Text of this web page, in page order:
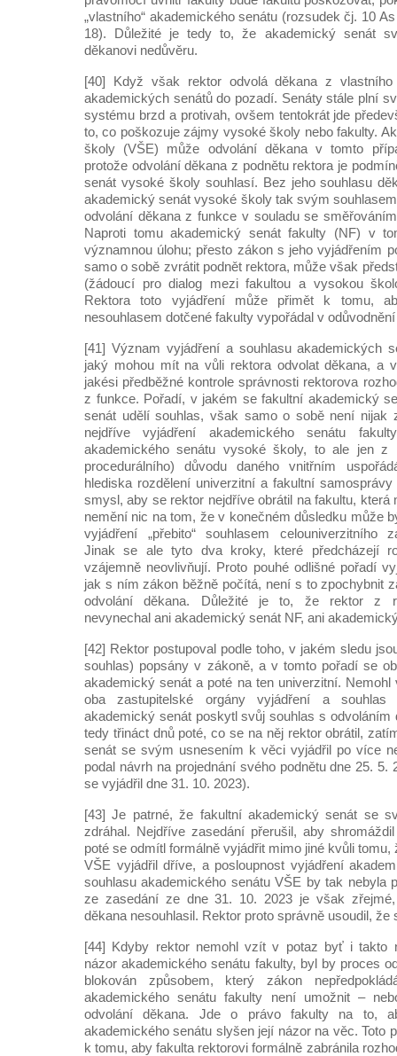
„vlastního“ akademického senátu (rozsudek čj. 10
18). Důležité je tedy to, že akademický senát
děkanovi nedůvěru.
[40] Když však rektor odvolá děkana z vlastního
akademických senátů do pozadí. Senáty stále plní
systému brzd a protivah, ovšem tentokrát jde
to, co poškozuje zájmy vysoké školy nebo fakulty.
školy (VŠE) může odvolání děkana v tomto
protože odvolání děkana z podnětu rektora je
senát vysoké školy souhlasí. Bez jeho souhlasu
akademický senát vysoké školy tak svým
odvolání děkana z funkce v souladu se
Naproti tomu akademický senát fakulty (NF) v
významnou úlohu; přesto zákon s jeho vyjádřením
samo o sobě zvrátit podnět rektora, může však
(žádoucí pro dialog mezi fakultou a vysokou
Rektora toto vyjádření může přimět k tomu,
nesouhlasem dotčené fakulty vypořádal v
[41] Význam vyjádření a souhlasu akademických
jaký mohou mít na vůli rektora odvolat děkana, a
jakési předběžné kontrole správnosti rektorova
z funkce. Pořadí, v jakém se fakultní akademický
senát udělí souhlas, však samo o sobě není nijak
nejdříve vyjádření akademického senátu
akademického senátu vysoké školy, to ale jen z
procedurálního) důvodu daného vnitřním
hlediska rozdělení univerzitní a fakultní
smysl, aby se rektor nejdříve obrátil na fakultu, která
nemění nic na tom, že v konečném důsledku může
vyjádření „přebito“ souhlasem celouniverzitního
Jinak se ale tyto dva kroky, které předcházejí
vzájemně neovlivňují. Proto pouhé odlišné pořadí
jak s ním zákon běžně počítá, není s to zpochybnit
odvolání děkana. Důležité je to, že rektor z
nevynechal ani akademický senát NF, ani
[42] Rektor postupoval podle toho, v jakém sledu
souhlas) popsány v zákoně, a v tomto pořadí se
akademický senát a poté na ten univerzitní.
oba zastupitelské orgány vyjádření a souhlas
akademický senát poskytl svůj souhlas s odvoláním
tedy třináct dnů poté, co se na něj rektor obrátil,
senát se svým usnesením k věci vyjádřil po více
podal návrh na projednání svého podnětu dne 25. 5.
se vyjádřil dne 31. 10. 2023).
[43] Je patrné, že fakultní akademický senát se
zdráhal. Nejdříve zasedání přerušil, aby
poté se odmítl formálně vyjádřit mimo jiné kvůli
VŠE vyjádřil dříve, a posloupnost vyjádření
souhlasu akademického senátu VŠE by tak nebyla
ze zasedání ze dne 31. 10. 2023 je však
děkana nesouhlasil. Rektor proto správně usoudil, že
[44] Kdyby rektor nemohl vzít v potaz byť i takto
názor akademického senátu fakulty, byl by proces
blokován způsobem, který zákon
akademického senátu fakulty není umožnit –
odvolání děkana. Jde o právo fakulty na to,
akademického senátu slyšen její názor na věc. Toto
k tomu, aby fakulta rektorovi formálně zabránila